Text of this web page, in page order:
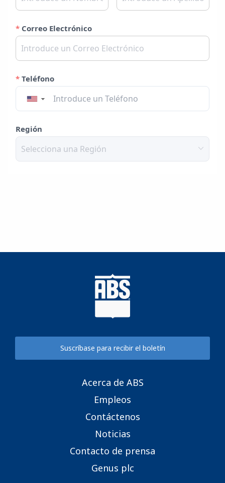
Suscríbase para recibir el boletín
Acerca de ABS
Empleos
Contáctenos
Noticias
Contacto de prensa
Genus plc